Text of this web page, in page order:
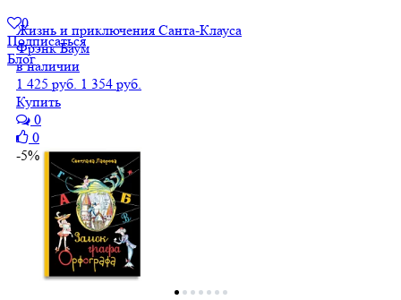
0
Подписаться
Блог
Жизнь и приключения Санта-Клауса
Фрэнк Баум
в наличии
1 425 руб. 1 354 руб.
Купить
0
0
-5%